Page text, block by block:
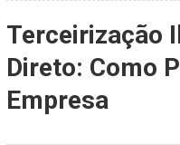
Terceirização
Direto: Como
Empresa